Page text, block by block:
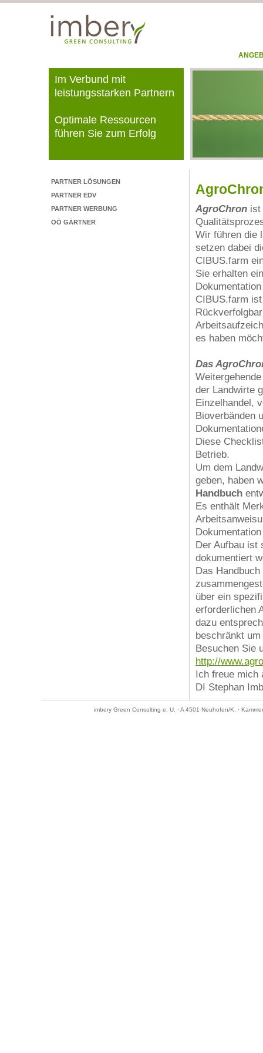
Im Verbund mit
leistungsstarken Partnern
Optimale Ressourcen
führen Sie zum Erfolg
PARTNER LÖSUNGEN
PARTNER EDV
PARTNER WERBUNG
OÖ GÄRTNER
AgroChron ist
Wir führen die
setzen dabei
CIBUS.farm
Sie erhalten
CIBUS.farm
es haben
Das
der Landwirte
Einzelhandel,
Bioverbänden
Diese
Betrieb.
Um dem
geben, haben
Handbuch
Es enthält
Der Aufbau ist
dokumentiert
Das
über ein
erforderlichen
dazu
beschränkt
Besuchen Sie
http://
Ich freue mich
DI Stephan
imbery Green Consulting e. U. · A 4501 Neuhofen/K. ·